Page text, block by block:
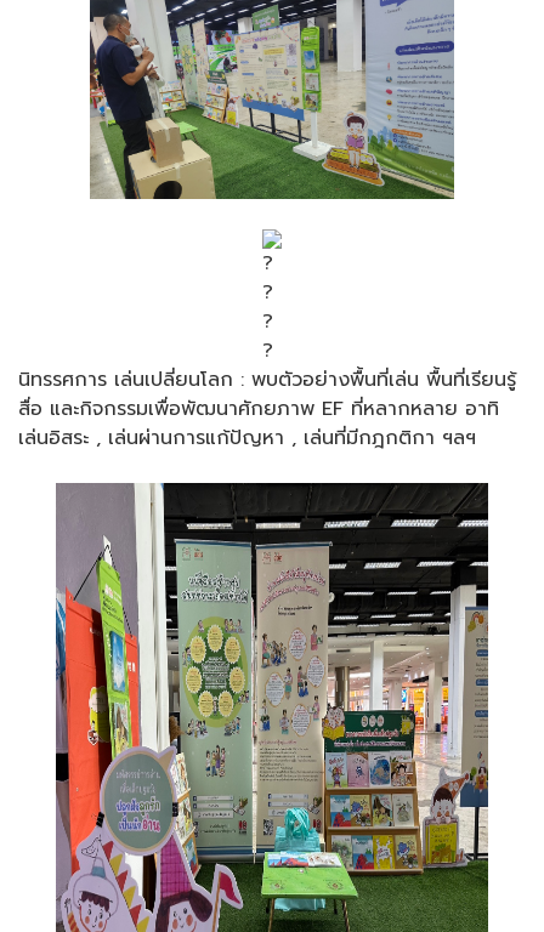
นิทรรศการ เล่นเปลี่ยนโลก : พบตัวอย่างพื้นที่เล่น พื้นที่เรียนรู้
สื่อ และกิจกรรมเพื่อพัฒนาศักยภาพ EF ที่หลากหลาย อาทิ
เล่นอิสระ , เล่นผ่านการแก้ปัญหา , เล่นที่มีกฎกติกา ฯลฯ